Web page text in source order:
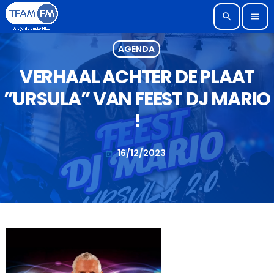
search menu
AGENDA
VERHAAL ACHTER DE PLAAT
”URSULA” VAN FEEST DJ MARIO
!
today 16/12/2023